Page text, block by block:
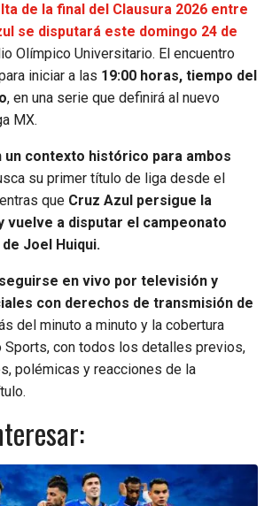
de la final del Clausura 2026 entre
se disputará este domingo 24 de
Olímpico Universitario. El encuentro
iniciar a las 19:00 horas, tiempo del
, en una serie que definirá al nuevo
MX.
un contexto histórico para ambos
su primer título de liga desde el
que Cruz Azul persigue la
vuelve a disputar el campeonato
Joel Huiqui.
en vivo por televisión y
con derechos de transmisión de
del minuto a minuto y la cobertura
Sports, con todos los detalles previos,
polémicas y reacciones de la